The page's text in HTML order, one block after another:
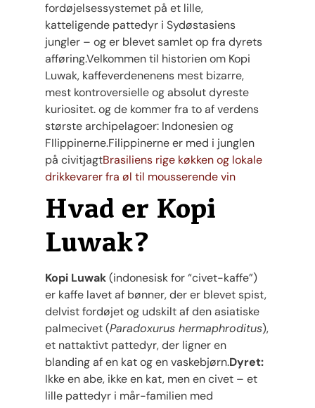
fordøjelsessystemet på et lille,
katteligende pattedyr i Sydøstasiens
jungler – og er blevet samlet op fra dyrets
afføring.Velkommen til historien om Kopi
Luwak, kaffeverdenenens mest bizarre,
mest kontroversielle og absolut dyreste
kuriositet. og de kommer fra to af verdens
største archipelagoer: Indonesien og
FIlippinerne.Filippinerne er med i junglen
på civitjagtBrasiliens rige køkken og lokale
drikkevarer fra øl til mousserende vin
Hvad er Kopi
Luwak?
Kopi Luwak(indonesisk for “civet-kaffe”)
er kaffe lavet af bønner, der er blevet spist,
delvist fordøjet og udskilt af den asiatiske
palmecivet (Paradoxurus hermaphroditus),
et nattaktivt pattedyr, der ligner en
blanding af en kat og en vaskebjørn.Dyret:
Ikke en abe, ikke en kat, men en civet – et
lille pattedyr i mår-familien med